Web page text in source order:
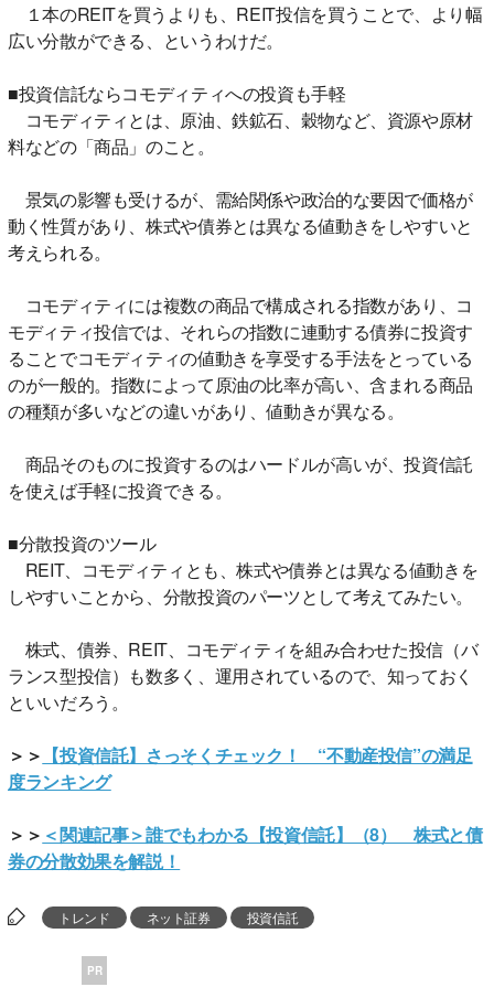
１本のREITを買うよりも、REIT投信を買うことで、より幅
広い分散ができる、というわけだ。
■投資信託ならコモディティへの投資も手軽
コモディティとは、原油、鉄鉱石、穀物など、資源や原材
料などの「商品」のこと。
景気の影響も受けるが、需給関係や政治的な要因で価格が
動く性質があり、株式や債券とは異なる値動きをしやすいと
考えられる。
コモディティには複数の商品で構成される指数があり、コ
モディティ投信では、それらの指数に連動する債券に投資す
ることでコモディティの値動きを享受する手法をとっている
のが一般的。指数によって原油の比率が高い、含まれる商品
の種類が多いなどの違いがあり、値動きが異なる。
商品そのものに投資するのはハードルが高いが、投資信託
を使えば手軽に投資できる。
■分散投資のツール
REIT、コモディティとも、株式や債券とは異なる値動きを
しやすいことから、分散投資のパーツとして考えてみたい。
株式、債券、REIT、コモディティを組み合わせた投信（バ
ランス型投信）も数多く、運用されているので、知っておく
といいだろう。
＞＞ 【投資信託】さっそくチェック！ “不動産投信”の満足
度ランキング
＞＞ ＜関連記事＞誰でもわかる【投資信託】（8） 株式と債
券の分散効果を解説！
トレンド ネット証券 投資信託
PR